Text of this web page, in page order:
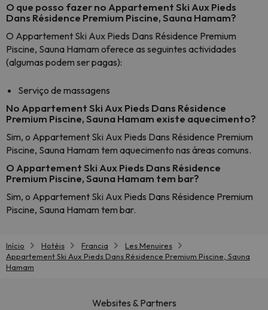
O que posso fazer no Appartement Ski Aux Pieds
Dans Résidence Premium Piscine, Sauna Hamam?
O Appartement Ski Aux Pieds Dans Résidence Premium
Piscine, Sauna Hamam oferece as seguintes actividades
(algumas podem ser pagas):
Serviço de massagens
No Appartement Ski Aux Pieds Dans Résidence
Premium Piscine, Sauna Hamam existe aquecimento?
Sim, o Appartement Ski Aux Pieds Dans Résidence Premium
Piscine, Sauna Hamam tem aquecimento nas áreas comuns.
O Appartement Ski Aux Pieds Dans Résidence
Premium Piscine, Sauna Hamam tem bar?
Sim, o Appartement Ski Aux Pieds Dans Résidence Premium
Piscine, Sauna Hamam tem bar.
Início Hotéis Francia
Les Menuires
Appartement Ski Aux Pieds Dans Résidence Premium Piscine, Sauna
Hamam
Websites & Partners